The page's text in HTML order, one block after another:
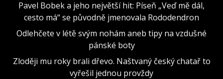
Pavel Bobek a jeho největší hit: Píseň „Veď mě dál,
cesto má“ se původně jmenovala Rododendron
Odlehčete v létě svým nohám aneb tipy na vzdušné
pánské boty
Zloději mu roky brali dřevo. Naštvaný český chatař to
vyřešil jednou provždy